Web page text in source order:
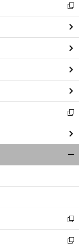
【
ボ
】
閉
る
新
し
い
ウ
ィ
ン
ド
ウ
で
開
く
新
し
い
ウ
ィ
ン
ウ
開
く
新
し
い
新